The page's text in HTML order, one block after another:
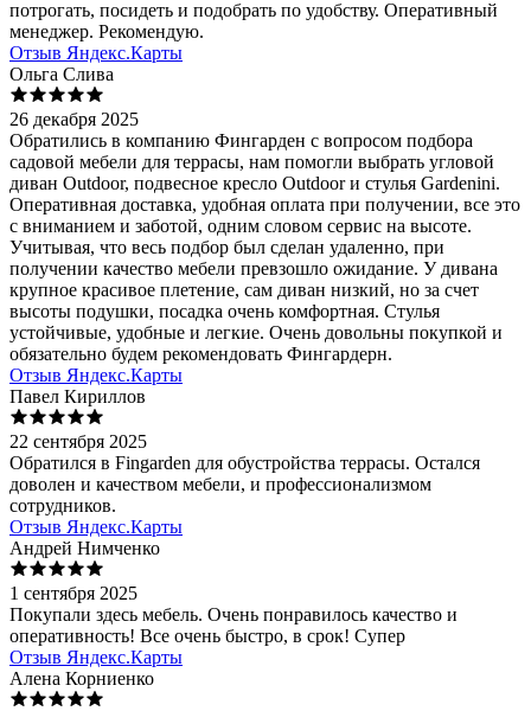
потрогать, посидеть и подобрать по удобству. Оперативный
менеджер. Рекомендую.
Отзыв Яндекс.Карты
Ольга Слива
26 декабря 2025
Обратились в компанию Фингарден с вопросом подбора
садовой мебели для террасы, нам помогли выбрать угловой
диван Outdoor, подвесное кресло Outdoor и стулья Gardenini.
Оперативная доставка, удобная оплата при получении, все это
с вниманием и заботой, одним словом сервис на высоте.
Учитывая, что весь подбор был сделан удаленно, при
получении качество мебели превзошло ожидание. У дивана
крупное красивое плетение, сам диван низкий, но за счет
высоты подушки, посадка очень комфортная. Стулья
устойчивые, удобные и легкие. Очень довольны покупкой и
обязательно будем рекомендовать Фингардерн.
Отзыв Яндекс.Карты
Павел Кириллов
22 сентября 2025
Обратился в Fingarden для обустройства террасы. Остался
доволен и качеством мебели, и профессионализмом
сотрудников.
Отзыв Яндекс.Карты
Андрей Нимченко
1 сентября 2025
Покупали здесь мебель. Очень понравилось качество и
оперативность! Все очень быстро, в срок! Супер
Отзыв Яндекс.Карты
Алена Корниенко